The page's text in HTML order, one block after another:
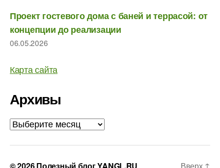
Проект гостевого дома с баней и террасой: от
концепции до реализации
06.05.2026
Карта сайта
Архивы
Архивы